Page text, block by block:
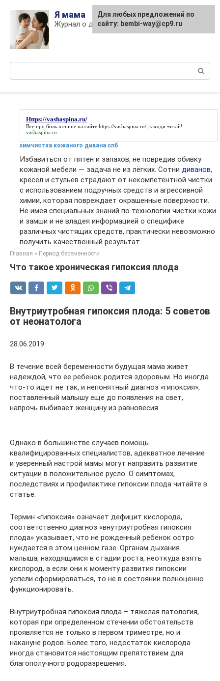
content
Я мама
Журнал о детях и материнстве
Https://vashaspina.ru/
Все про боль в спине на сайте https://vashaspina.ru/ , заходи читай!
vashaspina.ru
химчистка кожаного дивана спб
Избавиться от пятен и запахов, не повредив обивку
кожаной мебели — задача не из лёгких. Сотни диванов,
кресел и стульев страдают от некомпетентной чистки
с использованием подручных средств и агрессивной
химии, которая повреждает окрашенные поверхности.
Не имея специальных знаний по технологии чистки кожи
и замши и не владея информацией о специфике
различных чистящих средств, практически невозможно
получить качественный результат.
Главная » Период беременности
Что такое хроническая гипоксия плода
Внутриутробная гипоксия плода: 5 советов
от неонатолога
28.06.2019
В течение всей беременности будущая мама живет
надеждой, что ее ребенок родится здоровым. Но иногда
что-то идет не так, и непонятный диагноз «гипоксия»,
поставленный малышу еще до появления на свет,
напрочь выбивает женщину из равновесия.
Однако в большинстве случаев помощь
квалифицированных специалистов, адекватное лечение
и уверенный настрой мамы могут направить развитие
ситуации в положительное русло. О симптомах,
последствиях и профилактике гипоксии плода читайте в
статье.
Термин «гипоксия» означает дефицит кислорода,
соответственно диагноз «внутриутробная гипоксия
плода» указывает, что не рожденный ребенок остро
нуждается в этом ценном газе. Органам дыхания
малыша, находящимся в стадии роста, неоткуда взять
кислород, а если они к моменту развития гипоксии
успели сформироваться, то не в состоянии полноценно
функционировать.
Внутриутробная гипоксия плода – тяжелая патология,
которая при определенном стечении обстоятельств
проявляется не только в первом триместре, но и
накануне родов. Более того, недостаток кислорода
иногда становится настоящим препятствием для
благополучного родоразрешения.
Для любых предложений по
сайту: bembi-way@cp9.ru